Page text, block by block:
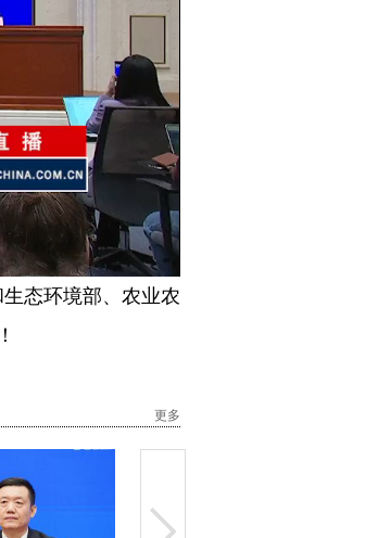
Mute
in-
Picture
Fullscreen
态环境部、农业农
更多